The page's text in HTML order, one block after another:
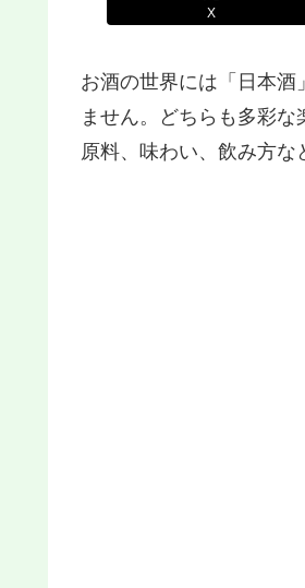
X
お酒の世界には「日本
ません。どちらも多彩
原料、味わい、飲み方